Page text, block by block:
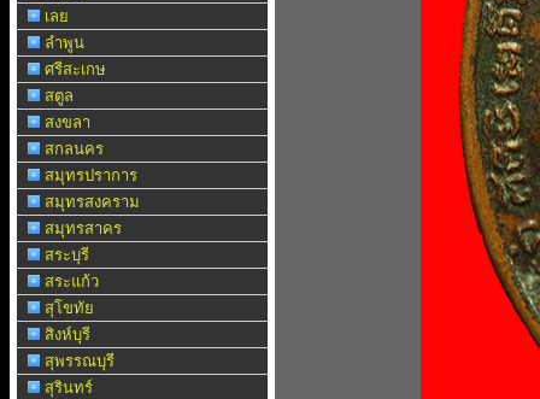
เลย
ลำพูน
ศรีสะเกษ
สตูล
สงขลา
สกลนคร
สมุทรปราการ
สมุทรสงคราม
สมุทรสาคร
สระบุรี
สระแก้ว
สุโขทัย
สิงห์บุรี
สุพรรณบุรี
สุรินทร์